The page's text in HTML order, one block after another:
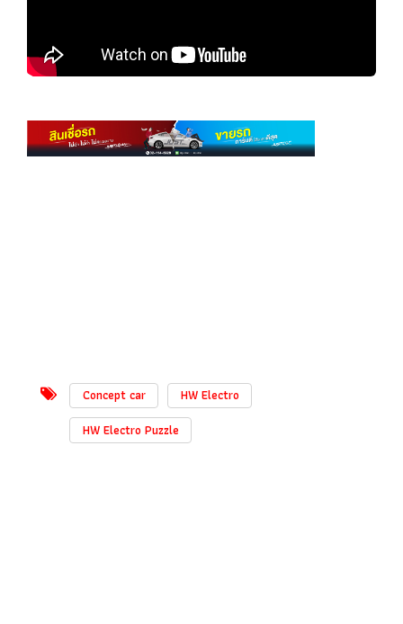
Concept car
HW Electro
HW Electro Puzzle